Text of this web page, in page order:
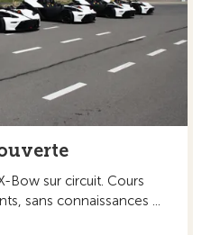
Bow sur circuit. Cours
sans connaissances ...